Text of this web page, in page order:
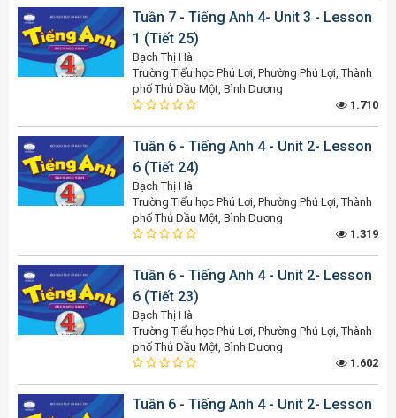
Tuần 7 - Tiếng Anh 4- Unit 3 - Lesson
1 (Tiết 25)
Bạch Thị Hà
Trường Tiểu học Phú Lợi, Phường Phú Lợi, Thành
phố Thủ Dầu Một, Bình Dương
1.710
Tuần 6 - Tiếng Anh 4 - Unit 2- Lesson
6 (Tiết 24)
Bạch Thị Hà
Trường Tiểu học Phú Lợi, Phường Phú Lợi, Thành
phố Thủ Dầu Một, Bình Dương
1.319
Tuần 6 - Tiếng Anh 4 - Unit 2- Lesson
6 (Tiết 23)
Bạch Thị Hà
Trường Tiểu học Phú Lợi, Phường Phú Lợi, Thành
phố Thủ Dầu Một, Bình Dương
1.602
Tuần 6 - Tiếng Anh 4 - Unit 2- Lesson